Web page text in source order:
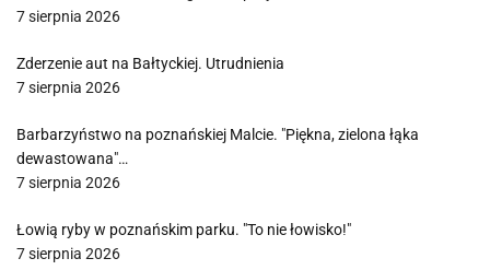
7 sierpnia 2026
Zderzenie aut na Bałtyckiej. Utrudnienia
7 sierpnia 2026
Barbarzyństwo na poznańskiej Malcie. "Piękna, zielona łąka
dewastowana"…
7 sierpnia 2026
Łowią ryby w poznańskim parku. "To nie łowisko!"
7 sierpnia 2026